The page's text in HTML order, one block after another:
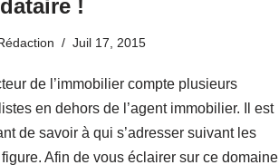
!
Juil 17, 2015
de l’immobilier compte plusieurs
en dehors de l’agent immobilier. Il est
de savoir à qui s’adresser suivant les
Afin de vous éclairer sur ce domaine